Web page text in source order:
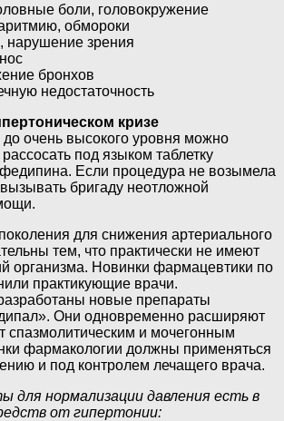
боли, головокружение
обмороки
нарушение зрения
бронхов
недостаточность
кризе
очень высокого уровня можно
под языком таблетку
Если процедура не возымела
бригаду неотложной
для снижения артериального
тем, что практически не имеют
организма. Новинки фармацевтики по
практикующие врачи.
новые препараты
Они одновременно расширяют
спазмолитическим и мочегонным
фармакологии должны применяться
и под контролем лечащего врача.
для нормализации давления есть в
от гипертонии: